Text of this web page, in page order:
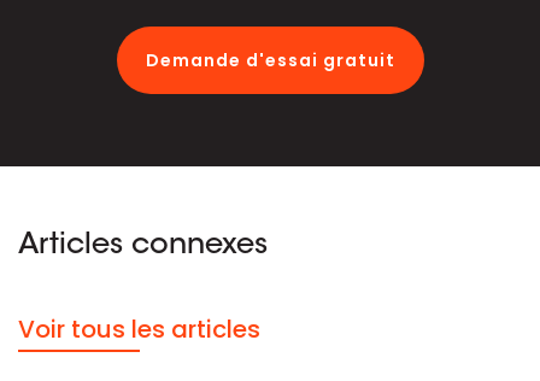
Demande d'essai gratuit
Articles connexes
Voir tous les articles